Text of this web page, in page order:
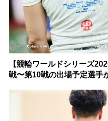
【競輪ワールドシリーズ
戦〜第10戦の出場予定選手